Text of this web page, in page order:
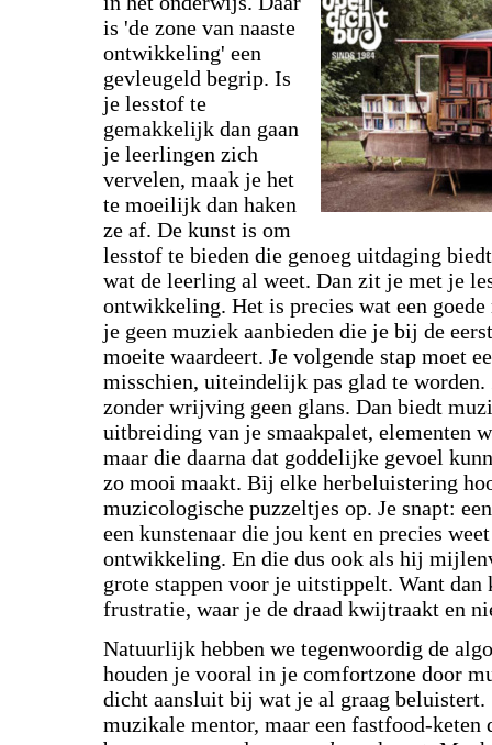
is 'de zone van naaste
ontwikkeling' een
gevleugeld begrip. Is
je lesstof te
gemakkelijk dan gaan
je leerlingen zich
vervelen, maak je het
te moeilijk dan haken
ze af. De kunst is om
lesstof te bieden die genoeg uitdaging
wat de leerling al weet. Dan zit je met je
ontwikkeling. Het is precies wat een
je geen muziek aanbieden die je bij de
moeite waardeert. Je volgende stap moet
misschien, uiteindelijk pas glad te worden.
zonder wrijving geen glans. Dan biedt
uitbreiding van je smaakpalet, elementen
maar die daarna dat goddelijke gevoel
zo mooi maakt. Bij elke herbeluistering
muzicologische puzzeltjes op. Je snapt:
een kunstenaar die jou kent en precies
ontwikkeling. En die dus ook als hij
grote stappen voor je uitstippelt. Want dan
frustratie, waar je de draad kwijtraakt en
Natuurlijk hebben we tegenwoordig de
houden je vooral in je comfortzone door
dicht aansluit bij wat je al graag
muzikale mentor, maar een fastfood-keten